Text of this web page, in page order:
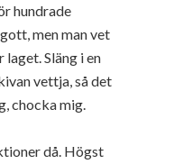
hundrade
men man vet
Släng i en
vettja, så det
chocka mig.
då. Högst